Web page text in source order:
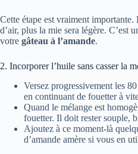
Cette étape est vraiment
d’air, plus la mie sera légère. C’est
votre gâteau à l’amande.
2. Incorporer l’huile sans casser la
Versez progressivement les
en continuant de fouetter à
Quand le mélange est
fouetter. Il doit rester souple,
Ajoutez à ce moment-là
d’amande amère si vous en